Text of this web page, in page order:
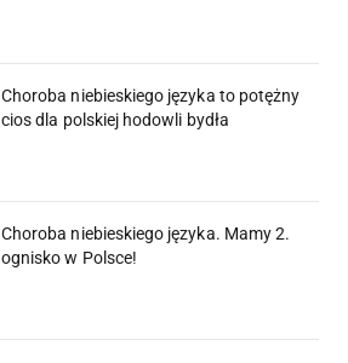
Choroba niebieskiego języka to potężny
cios dla polskiej hodowli bydła
Choroba niebieskiego języka. Mamy 2.
ognisko w Polsce!